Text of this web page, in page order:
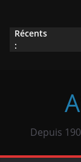
contenu
Récents
:
Depuis